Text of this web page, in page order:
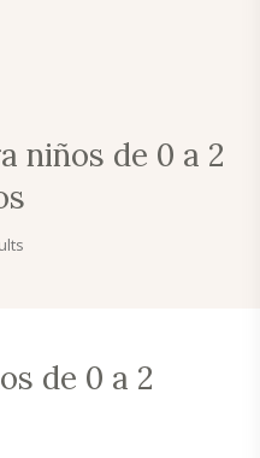
niños de 0 a 2
de 0 a 2